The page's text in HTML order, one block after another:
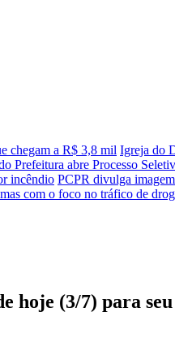
chegam a R$ 3,8 mil Igreja do
Prefeitura abre Processo
incêndio PCPR divulga
com o foco no tráfico de
hoje (3/7) para